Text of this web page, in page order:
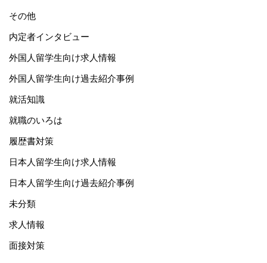
その他
内定者インタビュー
外国人留学生向け求人情報
外国人留学生向け過去紹介事例
就活知識
就職のいろは
履歴書対策
日本人留学生向け求人情報
日本人留学生向け過去紹介事例
未分類
求人情報
面接対策